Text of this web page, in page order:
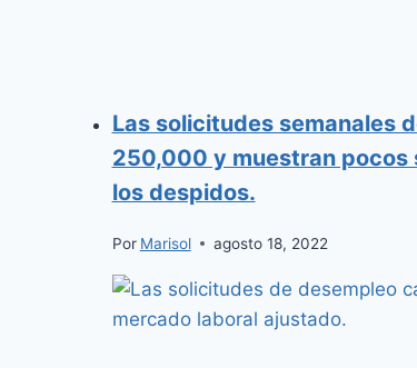
Las solicitudes semanales
250,000 y muestran pocos
los despidos.
Por Marisol agosto 18, 2022